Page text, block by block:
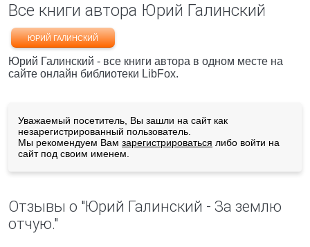
Все книги автора Юрий Галинский
ЮРИЙ ГАЛИНСКИЙ
Юрий Галинский - все книги автора в одном месте на
сайте онлайн библиотеки LibFox.
Уважаемый посетитель, Вы зашли на сайт как
незарегистрированный пользователь.
Мы рекомендуем Вам зарегистрироваться либо войти на
сайт под своим именем.
Отзывы о "Юрий Галинский - За землю
отчую."